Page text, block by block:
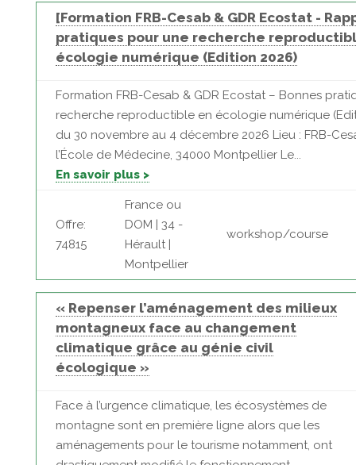
[Formation FRB-Cesab & GDR Ecostat -
pratiques pour une recherche
écologie numérique (Edition 2026)
Formation FRB-Cesab & GDR Ecostat – Bonnes
recherche reproductible en écologie numérique
du 30 novembre au 4 décembre 2026 Lieu : FRB-
l’École de Médecine, 34000 Montpellier Le...
En savoir plus >
Offre:
74815
France ou
DOM | 34 -
Hérault |
Montpellier
workshop/course
« Repenser l’aménagement des milieux
montagneux face au changement
climatique grâce au génie civil
écologique »
Face à l’urgence climatique, les écosystèmes de
montagne sont en première ligne alors que les
aménagements pour le tourisme notamment, ont